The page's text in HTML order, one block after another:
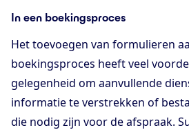
In een boekingsproces
Het toevoegen van formulieren
boekingsproces heeft veel
gelegenheid om aanvullende
informatie te verstrekken of
die nodig zijn voor de afspraak.